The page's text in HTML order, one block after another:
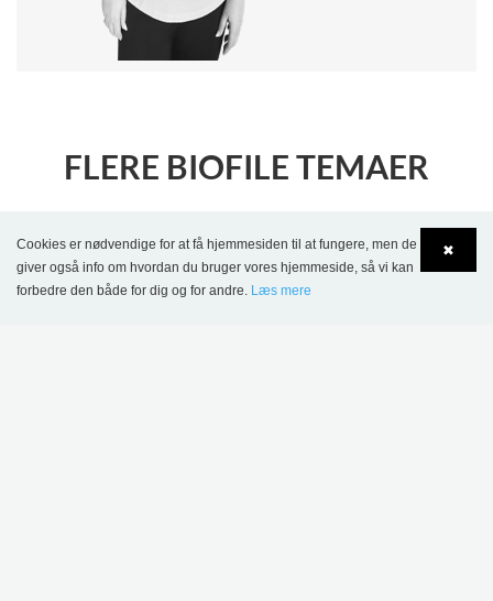
FLERE BIOFILE TEMAER
✖
Cookies er nødvendige for at få hjemmesiden til at fungere, men de
giver også info om hvordan du bruger vores hjemmeside, så vi kan
forbedre den både for dig og for andre. Læs mere